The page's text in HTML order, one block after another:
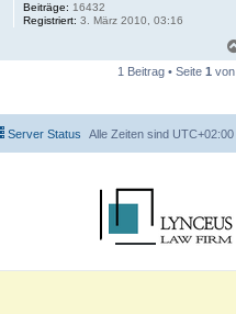
Beiträge: 16432
Registriert: 3. März 2010, 03:16
1 Beitrag • Seite 1 von
Alle Zeiten sind UTC+02:00
Server Status